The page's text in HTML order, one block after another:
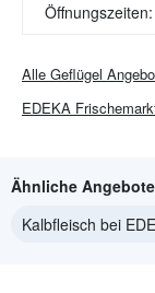
Öffnungszeiten:
Alle Geflügel
EDEKA
Ähnliche
Kalbfleisch bei